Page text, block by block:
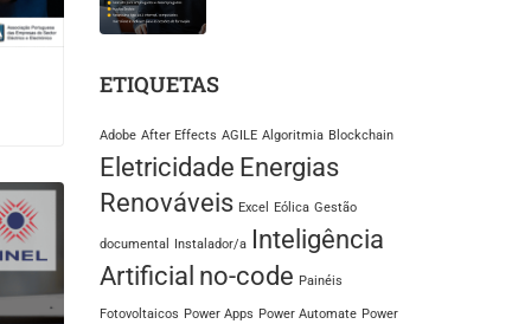
ETIQUETAS
Adobe After Effects AGILE Algoritmia Blockchain
Eletricidade Energias
Renováveis Excel Eólica Gestão
documental Instalador/a Inteligência
Artificial no-code Painéis
Fotovoltaicos Power Apps Power Automate Power